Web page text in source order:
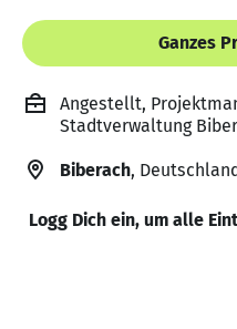
Ganzes
Angestellt,
Stadtverwaltung
Biberach,
Logg Dich ein, um alle